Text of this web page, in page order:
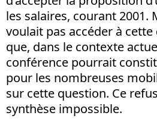
les salaires, courant 2001.
voulait pas accéder à
que, dans le contexte
conférence pourrait
pour les nombreuses
sur cette question. Ce
synthèse impossible.